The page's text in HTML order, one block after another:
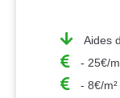
Aides
- 25€/
- 8€/